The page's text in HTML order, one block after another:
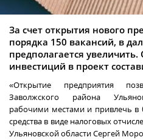
За счет открытия нового
порядка 150 вакансий, в
предполагается
инвестиций в проект
«Открытие предприятия
Заволжского района
рабочими местами и привлечь в
средства в виде налоговых
Ульяновской области Сергей